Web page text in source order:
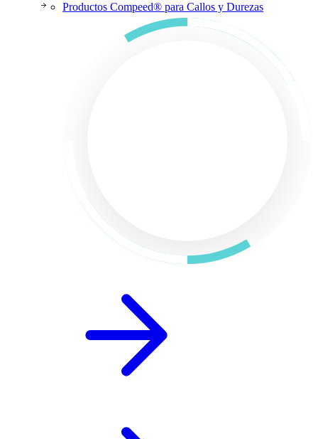
Productos Compeed® para Callos y Durezas